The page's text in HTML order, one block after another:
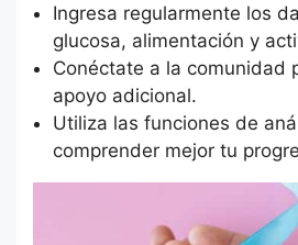
Ingresa regularmente los
glucosa, alimentación y
Conéctate a la comunidad
apoyo adicional.
Utiliza las funciones de
comprender mejor tu